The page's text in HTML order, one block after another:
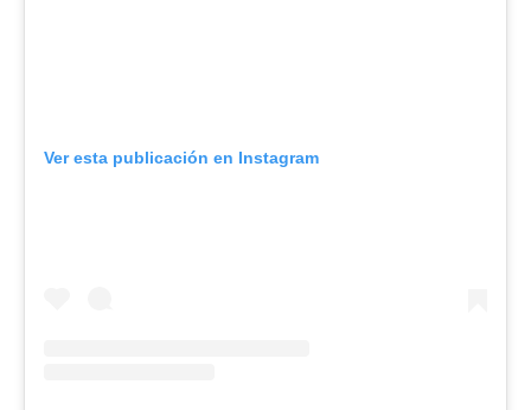
Ver esta publicación en Instagram